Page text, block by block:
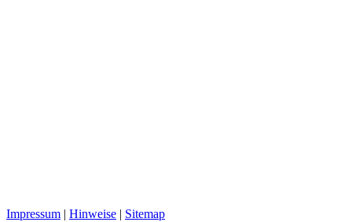
Impressum | Hinweise | Sitemap